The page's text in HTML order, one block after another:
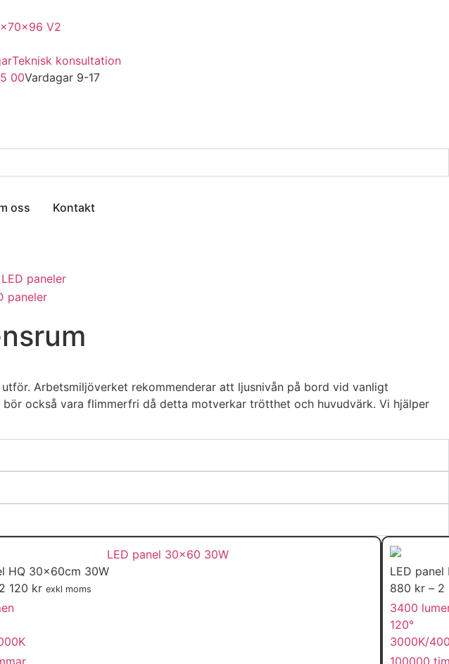
Teknisk konsultation
00Vardagar 9-17
oss Kontakt
Arbetsmiljöverket rekommenderar att ljusnivån på bord vid vanligt
också vara flimmerfri då detta motverkar trötthet och huvudvärk. Vi hjälper
HQ 30x60cm 30W
2 120 kr exkl moms
LED
880 kr – 2
3400
120°
3000K/
100000